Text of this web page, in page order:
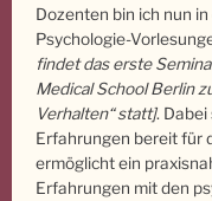
Dozenten bin ich nun
Psychologie-
findet das erste
Medical School Berlin
Verhalten“ statt].
Erfahrungen bereit für
ermöglicht ein
Erfahrungen mit den